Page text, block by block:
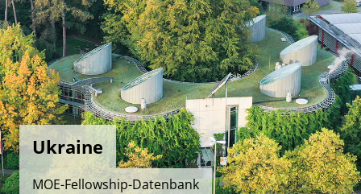
Ukraine
MOE-Fellowship-Datenbank